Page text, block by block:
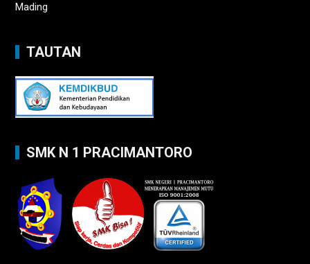
Mading
TAUTAN
SMK N 1 PRACIMANTORO